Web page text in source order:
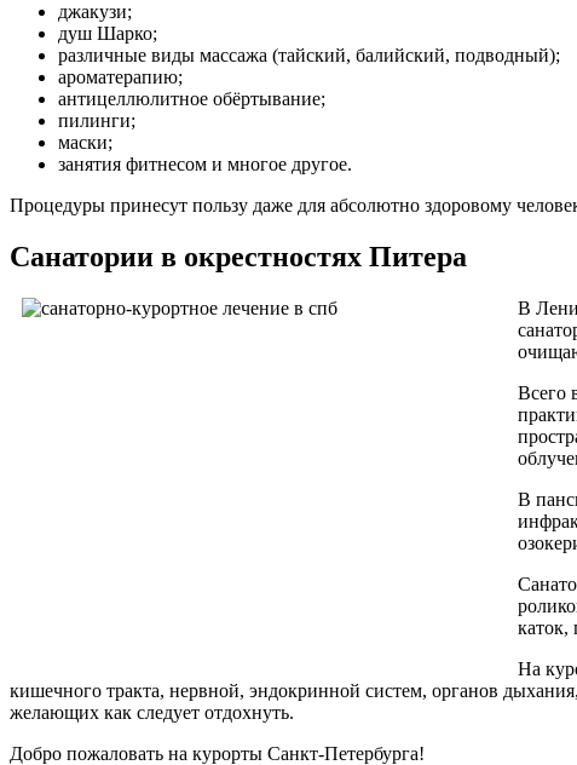
джакузи;
душ Шарко;
различные виды массажа (тайский, балийский, подводный);
ароматерапию;
антицеллюлитное обёртывание;
пилинги;
маски;
занятия фитнесом и многое другое.
Процедуры принесут пользу даже для абсолютно здоровому
Санатории в окрестностях Питера
В
Всего
В
каток,
На
кишечного тракта, нервной, эндокринной систем, органов
желающих как следует отдохнуть.
Добро пожаловать на курорты Санкт-Петербурга!